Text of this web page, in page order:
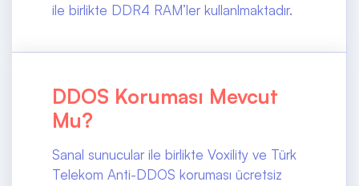
ile birlikte DDR4 RAM’ler kullanlmaktadır.
DDOS Koruması Mevcut
Mu?
Sanal sunucular ile birlikte Voxility ve Türk
Telekom Anti-DDOS koruması ücretsiz